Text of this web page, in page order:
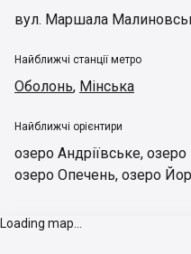
вул. Маршала
Найближчі станції метро
Оболонь, Мінська
Найближчі орієнтири
озеро Андріївське, озеро
озеро Опечень, озеро
Loading map...